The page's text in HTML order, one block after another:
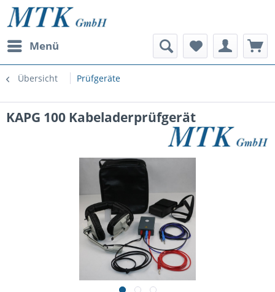
Menü
Übersicht Prüfgeräte
KAPG 100 Kabeladerprüfgerät